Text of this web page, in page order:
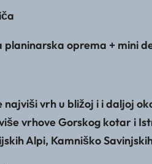
planinarska oprema + mini
najviši vrh u bližoj i i daljoj
vrhove Gorskog kotar i
Alpi, Kamniško